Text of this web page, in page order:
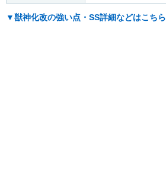
▼獣神化改の強い点・SS詳細などはこちら